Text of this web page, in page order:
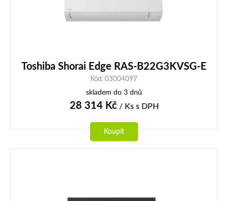
Toshiba Shorai Edge RAS-B22G3KVSG-E
Kód: 03004097
skladem do 3 dnů
28 314Kč/ Ks s DPH
Koupit